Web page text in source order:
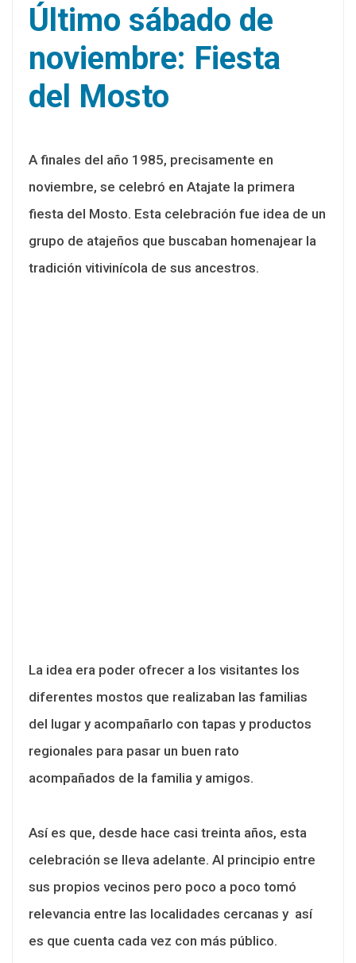
Último sábado de
noviembre: Fiesta
del Mosto
A finales del año 1985, precisamente en
noviembre, se celebró en Atajate la primera
fiesta del Mosto. Esta celebración fue idea de un
grupo de atajeños que buscaban homenajear la
tradición vitivinícola de sus ancestros.
La idea era poder ofrecer a los visitantes los
diferentes mostos que realizaban las familias
del lugar y acompañarlo con tapas y productos
regionales para pasar un buen rato
acompañados de la familia y amigos.
Así es que, desde hace casi treinta años, esta
celebración se lleva adelante. Al principio entre
sus propios vecinos pero poco a poco tomó
relevancia entre las localidades cercanas y así
es que cuenta cada vez con más público.